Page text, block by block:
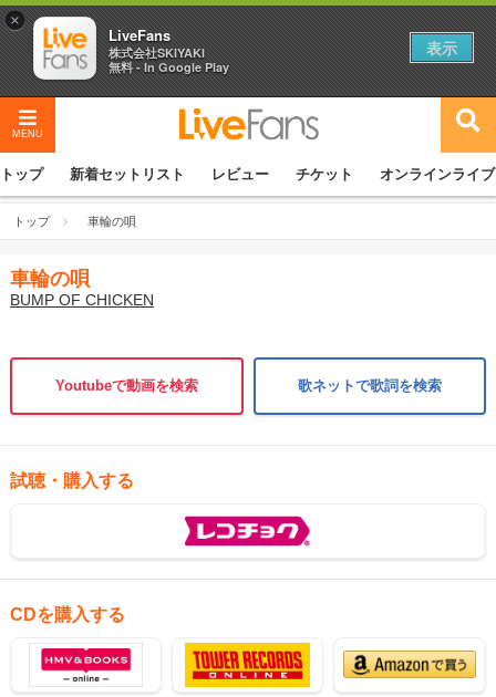
MENU
トップ 新着セットリスト レビュー チケット オンラインライブ
トップ 車輪の唄
車輪の唄
BUMP OF CHICKEN
Youtubeで動画を検索 歌ネットで歌詞を検索
試聴・購入する
CDを購入する
×
LiveFans
株式会社SKIYAKI
無料 - In Google Play
表示